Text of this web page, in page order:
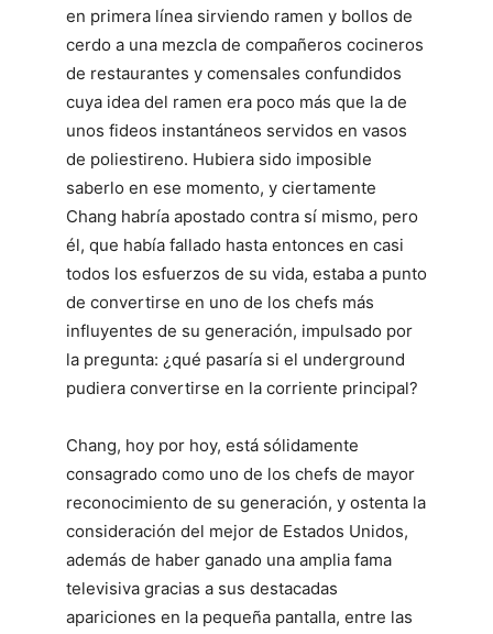
en primera línea sirviendo ramen y bollos de
cerdo a una mezcla de compañeros cocineros
de restaurantes y comensales confundidos
cuya idea del ramen era poco más que la de
unos fideos instantáneos servidos en vasos
de poliestireno. Hubiera sido imposible
saberlo en ese momento, y ciertamente
Chang habría apostado contra sí mismo, pero
él, que había fallado hasta entonces en casi
todos los esfuerzos de su vida, estaba a punto
de convertirse en uno de los chefs más
influyentes de su generación, impulsado por
la pregunta: ¿qué pasaría si el underground
pudiera convertirse en la corriente principal?
Chang, hoy por hoy, está sólidamente
consagrado como uno de los chefs de mayor
reconocimiento de su generación, y ostenta la
consideración del mejor de Estados Unidos,
además de haber ganado una amplia fama
televisiva gracias a sus destacadas
apariciones en la pequeña pantalla, entre las